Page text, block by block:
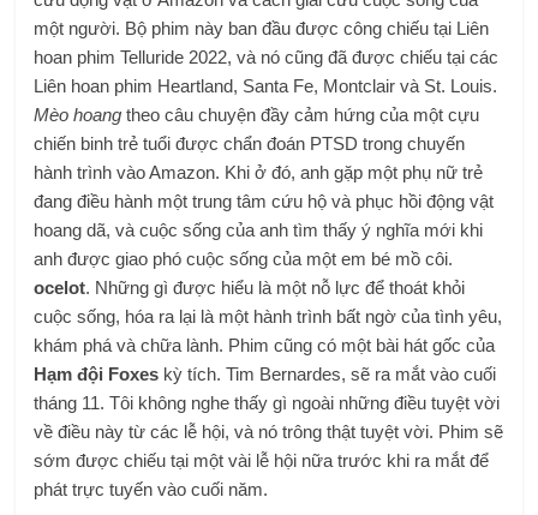
một người. Bộ phim này ban đầu được công chiếu tại Liên
hoan phim Telluride 2022, và nó cũng đã được chiếu tại các
Liên hoan phim Heartland, Santa Fe, Montclair và St. Louis.
Mèo hoang theo câu chuyện đầy cảm hứng của một cựu
chiến binh trẻ tuổi được chẩn đoán PTSD trong chuyến
hành trình vào Amazon. Khi ở đó, anh gặp một phụ nữ trẻ
đang điều hành một trung tâm cứu hộ và phục hồi động vật
hoang dã, và cuộc sống của anh tìm thấy ý nghĩa mới khi
anh được giao phó cuộc sống của một em bé mồ côi.
ocelot. Những gì được hiểu là một nỗ lực để thoát khỏi
cuộc sống, hóa ra lại là một hành trình bất ngờ của tình yêu,
khám phá và chữa lành. Phim cũng có một bài hát gốc của
Hạm đội Foxes kỳ tích. Tim Bernardes, sẽ ra mắt vào cuối
tháng 11. Tôi không nghe thấy gì ngoài những điều tuyệt vời
về điều này từ các lễ hội, và nó trông thật tuyệt vời. Phim sẽ
sớm được chiếu tại một vài lễ hội nữa trước khi ra mắt để
phát trực tuyến vào cuối năm.